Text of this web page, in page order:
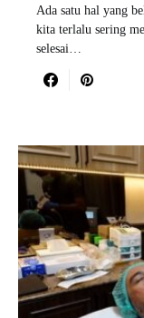
Ada satu hal yang
kita terlalu sering
selesai…